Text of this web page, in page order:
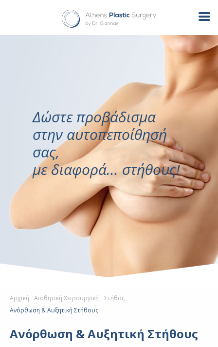
Δώστε προβάδισμα
στην αυτοπεποίθησή
σας,
με διαφορά... στήθους!
Αρχική Αισθητική Χειρουργική
Στήθος
Ανόρθωση & Αυξητική Στήθους
Ανόρθωση & Αυξητική Στήθους